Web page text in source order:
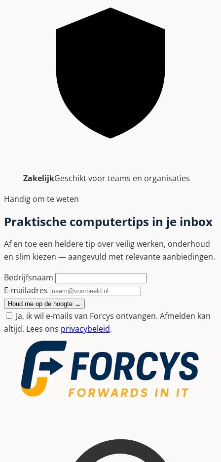
ZakelijkGeschikt voor teams en organisaties
Handig om te weten
Praktische computertips in je inbox
Af en toe een heldere tip over veilig werken, onderhoud
en slim kiezen — aangevuld met relevante aanbiedingen.
Bedrijfsnaam
E-mailadres
Houd me op de hoogte →
Ja, ik wil e-mails van Forcys ontvangen. Afmelden kan
altijd. Lees ons privacybeleid.